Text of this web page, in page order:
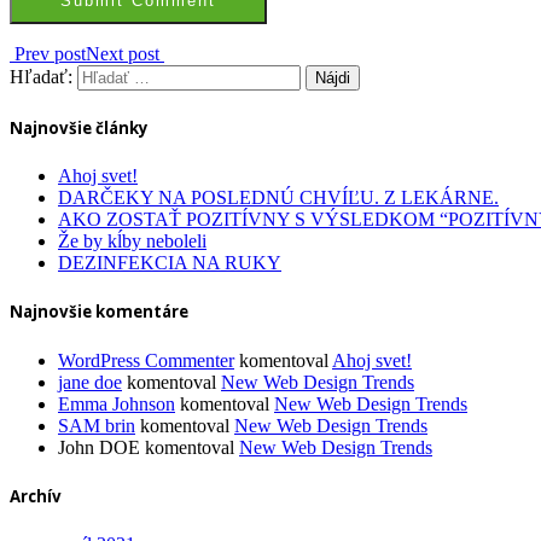
Prev postNext post
Hľadať:
Najnovšie články
Ahoj svet!
DARČEKY NA POSLEDNÚ CHVÍĽU. Z LEKÁRNE.
AKO ZOSTAŤ POZITÍVNY S VÝSLEDKOM
Že by kĺby neboleli
DEZINFEKCIA NA RUKY
Najnovšie komentáre
WordPress Commenterkomentoval Ahoj svet!
jane doe komentoval New Web Design Trends
Emma Johnson komentoval New Web Design Trends
SAM brin komentoval New Web Design Trends
John DOE komentoval New Web Design Trends
Archív